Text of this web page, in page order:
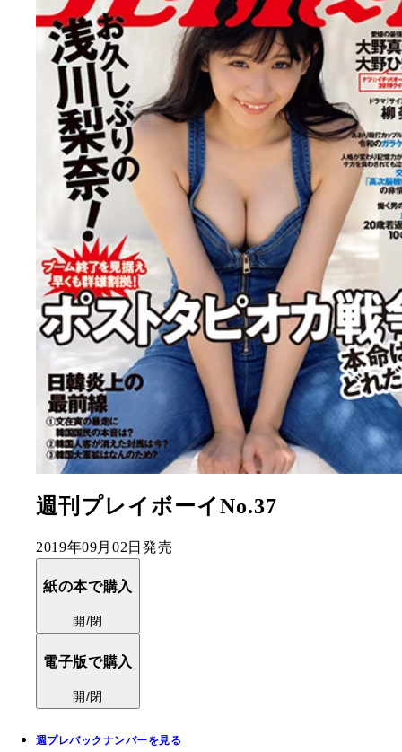
週刊プレイボーイNo.37
2019年09月02日発売
紙の本で購入
開/閉
電子版で購入
開/閉
週プレバックナンバーを見る